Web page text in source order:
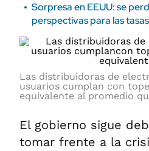
Sorpresa en EEUU: se
perspectivas para las tasas
Las distribuidoras de
usuarios cumplan con
equivalente al promedio
El gobierno sigue
tomar frente a la